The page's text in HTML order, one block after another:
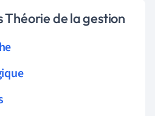
Théorie de la gestion